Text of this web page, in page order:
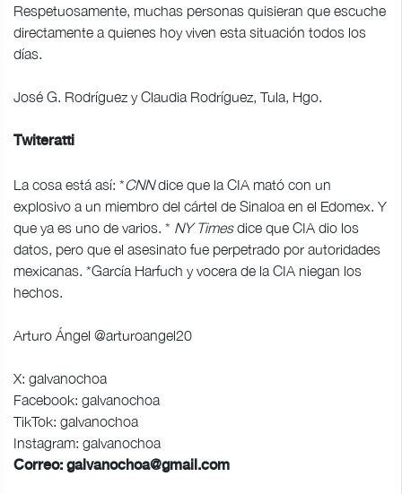
Respetuosamente, muchas personas quisieran que escuche
directamente a quienes hoy viven esta situación todos los
días.
José G. Rodríguez y Claudia Rodríguez, Tula, Hgo.
Twiteratti
La cosa está así: *CNNdice que la CIA mató con un
explosivo a un miembro del cártel de Sinaloa en el Edomex. Y
que ya es uno de varios. * NY Timesdice que CIA dio los
datos, pero que el asesinato fue perpetrado por autoridades
mexicanas. *García Harfuch y vocera de la CIA niegan los
hechos.
Arturo Ángel @arturoangel20
X: galvanochoa
Facebook: galvanochoa
TikTok: galvanochoa
Instagram: galvanochoa
Correo: galvanochoa@gmail.com